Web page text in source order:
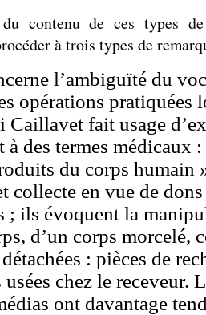
contenu de ces types
à trois types de
l’ambiguïté du
opérations pratiquées
Caillavet fait usage
des termes médicaux
du corps humain
collecte en vue de
; ils évoquent la
d’un corps morcelé,
: pièces de
chez le receveur.
ont davantage